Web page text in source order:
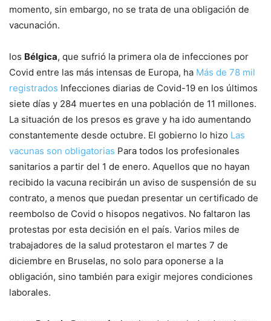
momento, sin embargo, no se trata de una obligación de
vacunación.
los Bélgica, que sufrió la primera ola de infecciones por
Covid entre las más intensas de Europa, ha Más de 78 mil
registrados Infecciones diarias de Covid-19 en los últimos
siete días y 284 muertes en una población de 11 millones.
La situación de los presos es grave y ha ido aumentando
constantemente desde octubre. El gobierno lo hizo Las
vacunas son obligatorias Para todos los profesionales
sanitarios a partir del 1 de enero. Aquellos que no hayan
recibido la vacuna recibirán un aviso de suspensión de su
contrato, a menos que puedan presentar un certificado de
reembolso de Covid o hisopos negativos. No faltaron las
protestas por esta decisión en el país. Varios miles de
trabajadores de la salud protestaron el martes 7 de
diciembre en Bruselas, no solo para oponerse a la
obligación, sino también para exigir mejores condiciones
laborales.